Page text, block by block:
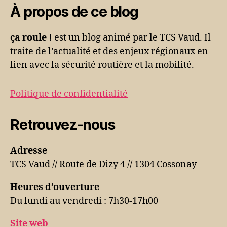
À propos de ce blog
ça roule ! est un blog animé par le TCS Vaud. Il
traite de l’actualité et des enjeux régionaux en
lien avec la sécurité routière et la mobilité.
Politique de confidentialité
Retrouvez-nous
Adresse
TCS Vaud // Route de Dizy 4 // 1304 Cossonay
Heures d’ouverture
Du lundi au vendredi : 7h30-17h00
Site web